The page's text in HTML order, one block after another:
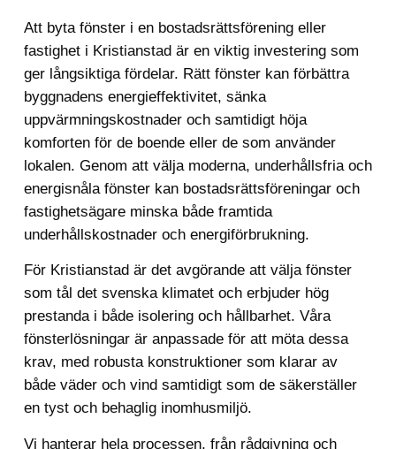
Att byta fönster i en bostadsrättsförening eller
fastighet i Kristianstad är en viktig investering som
ger långsiktiga fördelar. Rätt fönster kan förbättra
byggnadens energieffektivitet, sänka
uppvärmningskostnader och samtidigt höja
komforten för de boende eller de som använder
lokalen. Genom att välja moderna, underhållsfria och
energisnåla fönster kan bostadsrättsföreningar och
fastighetsägare minska både framtida
underhållskostnader och energiförbrukning.
För Kristianstad är det avgörande att välja fönster
som tål det svenska klimatet och erbjuder hög
prestanda i både isolering och hållbarhet. Våra
fönsterlösningar är anpassade för att möta dessa
krav, med robusta konstruktioner som klarar av
både väder och vind samtidigt som de säkerställer
en tyst och behaglig inomhusmiljö.
Vi hanterar hela processen, från rådgivning och